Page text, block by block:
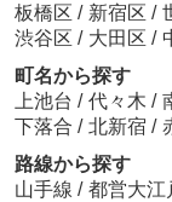
板橋区 / 新宿区 /
渋谷区 / 大田区 /
町名から探す
上池台 / 代々木 /
下落合 / 北新宿 /
路線から探す
山手線 / 都営大江